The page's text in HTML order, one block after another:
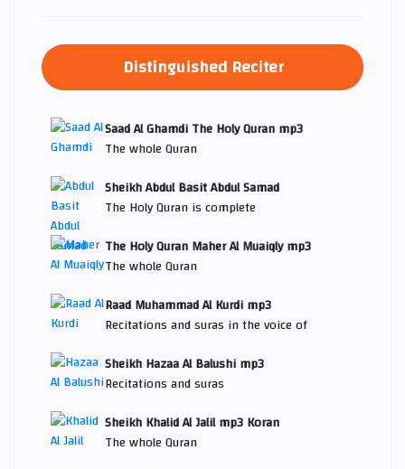
Distinguished Reciter
Saad Al Ghamdi The Holy Quran mp3
The whole Quran
Sheikh Abdul Basit Abdul Samad
The Holy Quran is complete
The Holy Quran Maher Al Muaiqly mp3
The whole Quran
Raad Muhammad Al Kurdi mp3
Recitations and suras in the voice of
Sheikh Hazaa Al Balushi mp3
Recitations and suras
Sheikh Khalid Al Jalil mp3 Koran
The whole Quran